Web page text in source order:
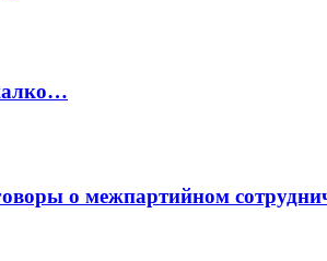
о межпартийном